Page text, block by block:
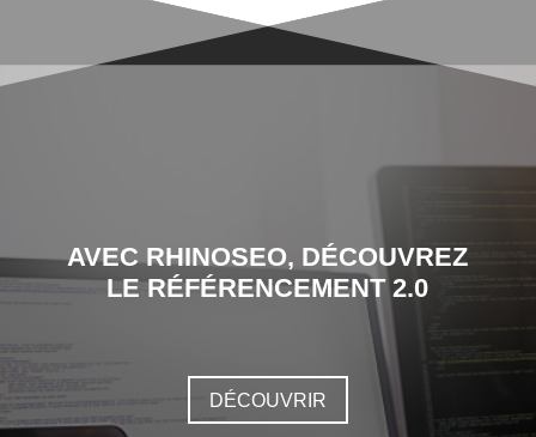
AVEC RHINOSEO, DÉCOUVREZ
LE RÉFÉRENCEMENT 2.0
DÉCOUVRIR